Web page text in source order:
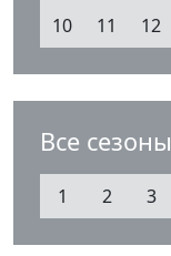
10
11 12
Все сезоны
1 2 3